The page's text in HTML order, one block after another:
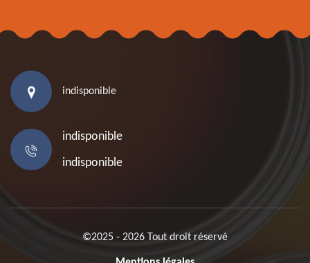
indisponible
indisponible
indisponible
©2025 - 2026 Tout droit réservé